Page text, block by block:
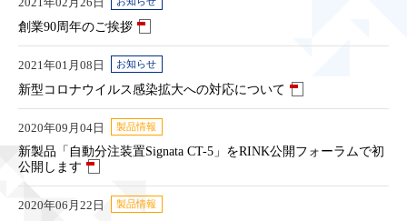
創業90周年のご挨拶
2021年01月08日 お知らせ
新型コロナウイルス感染拡大への対応について
2020年09月04日 製品情報
新製品「自動分注装置Signata CT-5」をRINK公開フォーラムで初
公開します
2020年06月22日 製品情報